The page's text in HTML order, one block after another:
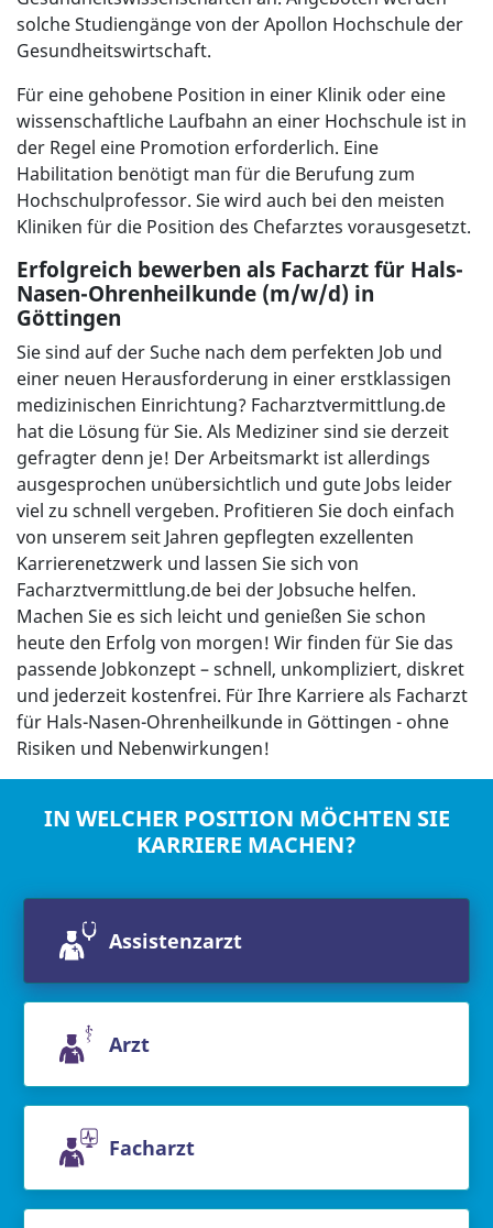
solche Studiengänge von der Apollon Hochschule der
Gesundheitswirtschaft.
Für eine gehobene Position in einer Klinik oder eine
wissenschaftliche Laufbahn an einer Hochschule ist in
der Regel eine Promotion erforderlich. Eine
Habilitation benötigt man für die Berufung zum
Hochschulprofessor. Sie wird auch bei den meisten
Kliniken für die Position des Chefarztes vorausgesetzt.
Erfolgreich bewerben als Facharzt für Hals-
Nasen-Ohrenheilkunde (m/w/d) in
Göttingen
Sie sind auf der Suche nach dem perfekten Job und
einer neuen Herausforderung in einer erstklassigen
medizinischen Einrichtung? Facharztvermittlung.de
hat die Lösung für Sie. Als Mediziner sind sie derzeit
gefragter denn je! Der Arbeitsmarkt ist allerdings
ausgesprochen unübersichtlich und gute Jobs leider
viel zu schnell vergeben. Profitieren Sie doch einfach
von unserem seit Jahren gepflegten exzellenten
Karrierenetzwerk und lassen Sie sich von
Facharztvermittlung.de bei der Jobsuche helfen.
Machen Sie es sich leicht und genießen Sie schon
heute den Erfolg von morgen! Wir finden für Sie das
passende Jobkonzept – schnell, unkompliziert, diskret
und jederzeit kostenfrei. Für Ihre Karriere als Facharzt
für Hals-Nasen-Ohrenheilkunde in Göttingen - ohne
Risiken und Nebenwirkungen!
IN WELCHER POSITION MÖCHTEN SIE
KARRIERE MACHEN?
Assistenzarzt
Arzt
Facharzt